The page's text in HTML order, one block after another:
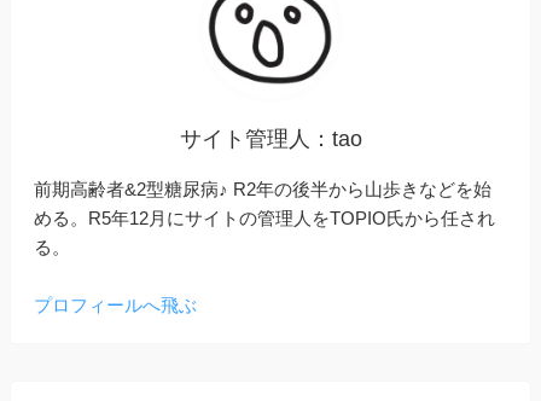
サイト管理人：tao
前期高齢者&2型糖尿病♪ R2年の後半から山歩きなどを始
める。R5年12月にサイトの管理人をTOPIO氏から任され
る。
プロフィールへ飛ぶ